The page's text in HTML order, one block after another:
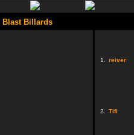
Blast Billards
1. reiver
2. Tifi